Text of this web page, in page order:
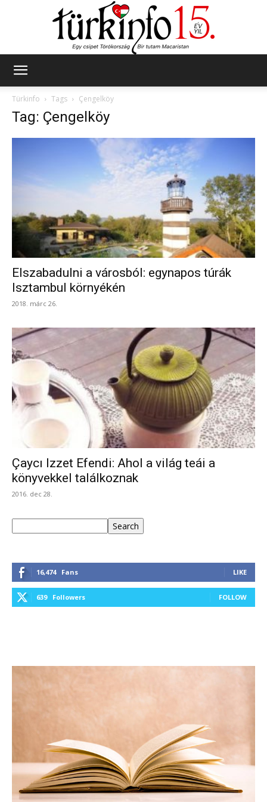
Türkinfo
Tags Çengelköy
Tag: Çengelköy
Elszabadulni a városból: egynapos túrák
Isztambul környékén
2018. márc 26.
Çaycı Izzet Efendi: Ahol a világ teái a
könyvekkel találkoznak
2016. dec 28.
Search
16,474 Fans LIKE
639 Followers FOLLOW